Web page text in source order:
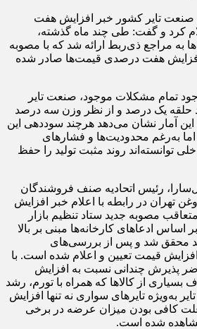
صنعت تایر کشور خبر افزایش هفت
کرد و گفت: طی چند ماه گذشته،
به مراجع ذی‌ربط ارائه شد که با مصوبه
افزایش هفت درصدی قیمت‌ها صادر شده
تمام مشکلات موجود، صنعت تایر
حلقه یک درصد و از نظر وزن سه درصد
این آمار نشان می‌دهد هرچند سوددهی این
به‌رغم محدودیت‌ها و فشارهای
توانسته‌اند روند مثبت تولید را حفظ
رئیس اتحادیه صنف فروشندگان
تهران در رابطه با اعلام خبر افزایش
مصوبه جدید ستاد تنظیم بازار
ادعاهای کارخانه‌ها مبنی بر بالا
محقق شد و پس از بررسی‌های
قیمت تعیین و اعلام شده است. با
پذیرش چندانی نسبت به افزایش
بسیاری از کالاها که همراه با تورم، رشد
به‌ویژه تایرهای سواری نه تنها افزایش
علت کافی بودن میزان عرضه در برخی
شده است.